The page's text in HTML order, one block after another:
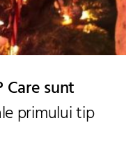
sunt
primului tip